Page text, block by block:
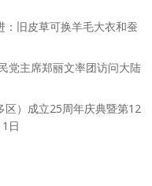
旧皮草可换羊毛大衣和蚕
党主席郑丽文率团访问大陆
区）成立25周年庆典暨第12
日